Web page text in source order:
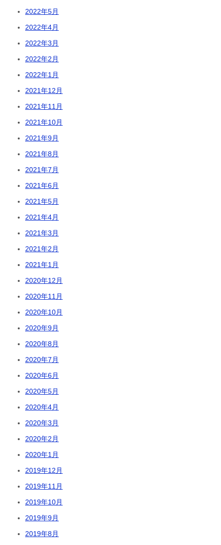
2022年5月
2022年4月
2022年3月
2022年2月
2022年1月
2021年12月
2021年11月
2021年10月
2021年9月
2021年8月
2021年7月
2021年6月
2021年5月
2021年4月
2021年3月
2021年2月
2021年1月
2020年12月
2020年11月
2020年10月
2020年9月
2020年8月
2020年7月
2020年6月
2020年5月
2020年4月
2020年3月
2020年2月
2020年1月
2019年12月
2019年11月
2019年10月
2019年9月
2019年8月